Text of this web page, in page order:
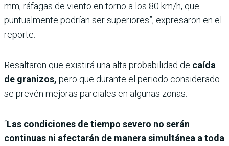
mm, ráfagas de viento en torno a los 80 km/h, que
puntualmente podrían ser superiores”, expresaron en el
reporte.
Resaltaron que existirá una alta probabilidad de caída
de granizos, pero que durante el periodo considerado
se prevén mejoras parciales en algunas zonas.
“Las condiciones de tiempo severo no serán
continuas ni afectarán de manera simultánea a toda